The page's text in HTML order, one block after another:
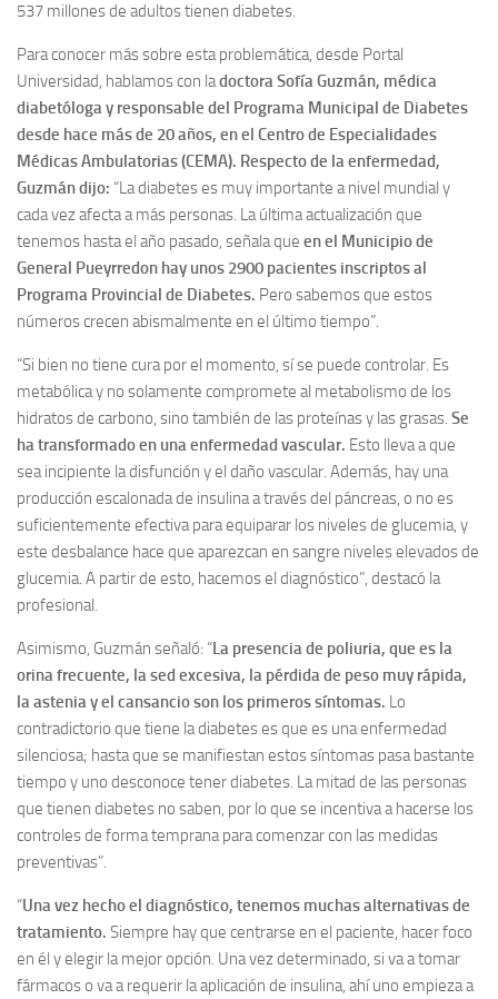
537 millones de adultos tienen diabetes.
Para conocer más sobre esta problemática, desde Portal
Universidad, hablamos con ladoctora Sofía Guzmán, médica
diabetóloga y responsable del Programa Municipal de Diabetes
desde hace más de 20 años, en el Centro de Especialidades
Médicas Ambulatorias (CEMA). Respecto de la enfermedad,
Guzmán dijo: “La diabetes es muy importante a nivel mundial y
cada vez afecta a más personas. La última actualización que
tenemos hasta el año pasado, señala que en el Municipio de
General Pueyrredon hay unos 2900 pacientes inscriptos al
Programa Provincial de Diabetes. Pero sabemos que estos
números crecen abismalmente en el último tiempo”.
“Si bien no tiene cura por el momento, sí se puede controlar. Es
metabólica y no solamente compromete al metabolismo de los
hidratos de carbono, sino también de las proteínas y las grasas. Se
ha transformado en una enfermedad vascular. Esto lleva a que
sea incipiente la disfunción y el daño vascular. Además, hay una
producción escalonada de insulina a través del páncreas, o no es
suficientemente efectiva para equiparar los niveles de glucemia, y
este desbalance hace que aparezcan en sangre niveles elevados de
glucemia. A partir de esto, hacemos el diagnóstico”, destacó la
profesional.
Asimismo, Guzmán señaló: “La presencia de poliuria, que es la
orina frecuente, la sed excesiva, la pérdida de peso muy rápida,
la astenia y el cansancio son los primeros síntomas. Lo
contradictorio que tiene la diabetes es que es una enfermedad
silenciosa; hasta que se manifiestan estos síntomas pasa bastante
tiempo y uno desconoce tener diabetes. La mitad de las personas
que tienen diabetes no saben, por lo que se incentiva a hacerse los
controles de forma temprana para comenzar con las medidas
preventivas”.
“Una vez hecho el diagnóstico, tenemos muchas alternativas de
tratamiento. Siempre hay que centrarse en el paciente, hacer foco
en él y elegir la mejor opción. Una vez determinado, si va a tomar
fármacos o va a requerir la aplicación de insulina, ahí uno empieza a